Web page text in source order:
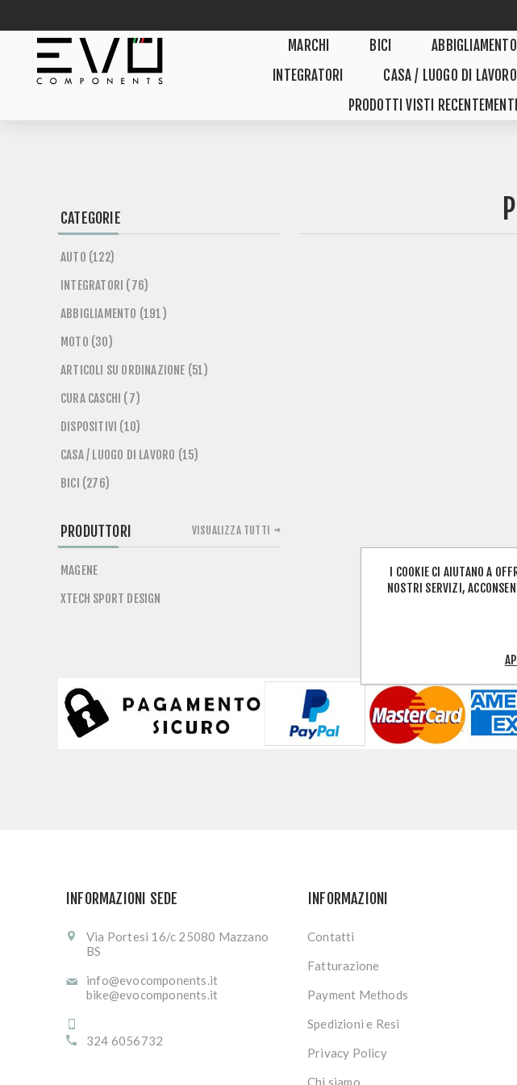
MARCHI BICI ABBIGLIAMENTO
INTEGRATORI
CASA / LUOGO DI LAVORO
PRODOTTI VISTI
CATEGORIE
AUTO (122)
INTEGRATORI (76)
ABBIGLIAMENTO (191)
MOTO (30)
ARTICOLI SU ORDINAZIONE (51)
CURA CASCHI (7)
DISPOSITIVI (10)
CASA / LUOGO DI LAVORO (15)
BICI (276)
PRODUTTORI
MAGENE
XTECH SPORT DESIGN
VISUALIZZA TUTTI
INFORMAZIONI SEDE
Via Portesi 16/c 25080 Mazzano
BS
info@evocomponents.it
bike@evocomponents.it
324 6056732
INFORMAZIONI
Contatti
Fatturazione
Payment Methods
Spedizioni e Resi
Privacy Policy
Chi siamo
I COOKIE CI AIUTANO A
NOSTRI SERVIZI,